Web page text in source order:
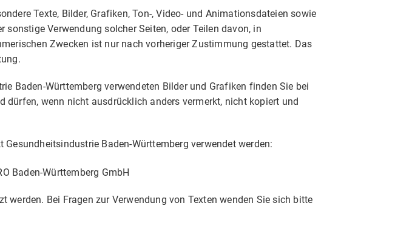
Texte, Bilder, Grafiken, Ton-, Video- und Animationsdateien sowie
Verwendung solcher Seiten, oder Teilen davon, in
Zwecken ist nur nach vorheriger Zustimmung gestattet. Das
Baden-Württemberg verwendeten Bilder und Grafiken finden Sie bei
wenn nicht ausdrücklich anders vermerkt, nicht kopiert und
Baden-Württemberg verwendet werden:
Baden-Württemberg GmbH
Bei Fragen zur Verwendung von Texten wenden Sie sich bitte